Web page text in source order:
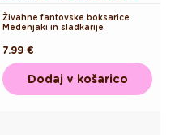
Živahne fantovske boksarice
Medenjaki in sladkarije
Redna
cena
7.99 €
Dodaj v košarico